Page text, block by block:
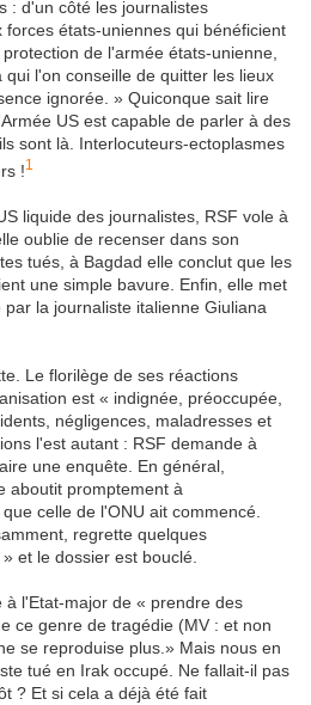
: d'un côté les journalistes
états-uniennes qui bénéficient
de l'armée états-unienne,
l'on conseille de quitter les lieux
ignorée. » Quiconque sait lire
US est capable de parler à des
sont là. Interlocuteurs-ectoplasmes
!1
liquide des journalistes, RSF vole à
oublie de recenser dans son
tués, à Bagdad elle conclut que les
une simple bavure. Enfin, elle met
la journaliste italienne Giuliana
Le florilège de ses réactions
est « indignée, préoccupée,
négligences, maladresses et
l'est autant : RSF demande à
une enquête. En général,
aboutit promptement à
celle de l'ONU ait commencé.
regrette quelques
et le dossier est bouclé.
à l'Etat-major de « prendre des
ce genre de tragédie (MV : et non
se reproduise plus.» Mais nous en
tué en Irak occupé. Ne fallait-il pas
? Et si cela a déjà été fait